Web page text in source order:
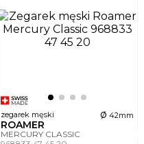
zegarek męski ø 42mm
ROAMER
MERCURY CLASSIC